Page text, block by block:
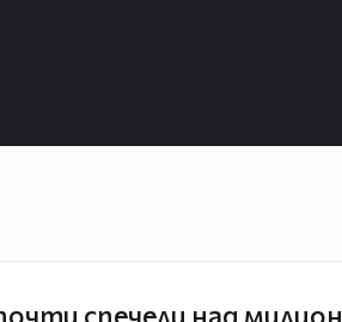
спечели над милион